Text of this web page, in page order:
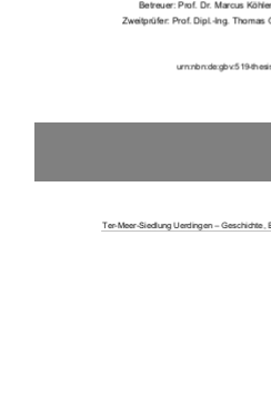
Betreuer: Prof. Dr. Marcus
Zweitprüfer: Prof. Dipl.-Ing. Thomas
urn:nbn:de:gbv:519-
Ter-Meer-Siedlung Uerdingen – Geschichte,